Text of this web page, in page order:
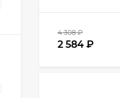
4 308₽
2 584 ₽